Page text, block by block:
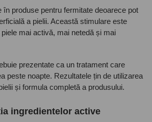
în produse pentru fermitate deoarece pot
a pielii. Această stimulare este
mai activă, mai netedă și mai
prezentate ca un tratament care
peste noapte. Rezultatele țin de utilizarea
și formula completă a produsului.
ingredientelor active